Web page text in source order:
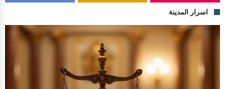
اسرار المدينة